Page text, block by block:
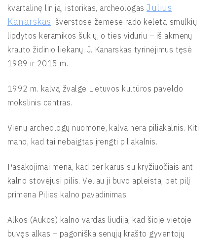
kvartalinę liniją, istorikas, archeologasJulius
Kanarskas išverstose žemėse rado keletą smulkių
lipdytos keramikos šukių, o ties viduriu – iš akmenų
krauto židinio liekanų. J. Kanarskas tyrinėjimus tęsė
1989 ir 2015 m.
1992 m. kalvą žvalgė Lietuvos kultūros paveldo
mokslinis centras.
Vienų archeologų nuomone, kalva nėra piliakalnis. Kiti
mano, kad tai nebaigtas įrengti piliakalnis.
Pasakojimai mena, kad per karus su kryžiuočiais ant
kalno stovėjusi pilis. Vėliau ji buvo apleista, bet pilį
primena Pilies kalno pavadinimas.
Alkos (Aukos) kalno vardas liudija, kad šioje vietoje
buvęs alkas – pagoniška senųjų krašto gyventojų